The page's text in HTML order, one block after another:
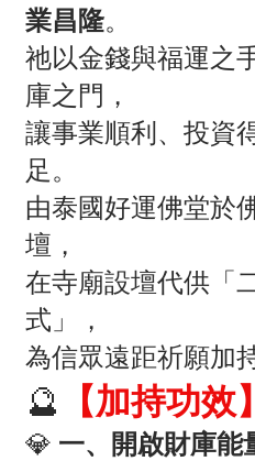
業昌隆。
祂以金錢與福運之
庫之門，
讓事業順利、投資
足。
由泰國好運佛堂於
壇，
在寺廟設壇代供「
式」，
為信眾遠距祈願加
🔮 【加持功效】
💎 一、開啟財庫能